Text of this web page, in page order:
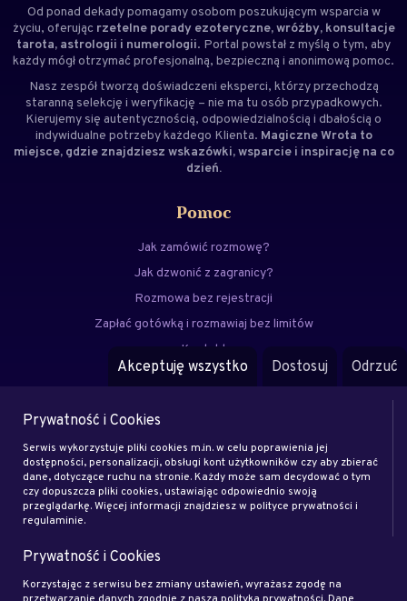
Od ponad dekady pomagamy osobom poszukującym wsparcia w
życiu, oferując rzetelne porady ezoteryczne, wróżby, konsultacje
tarota, astrologii i numerologii. Portal powstał z myślą o tym, aby
każdy mógł otrzymać profesjonalną, bezpieczną i anonimową pomoc.
Nasz zespół tworzą doświadczeni eksperci, którzy przechodzą
staranną selekcję i weryfikację – nie ma tu osób przypadkowych.
Kierujemy się autentycznością, odpowiedzialnością i dbałością o
indywidualne potrzeby każdego Klienta. Magiczne Wrota to
miejsce, gdzie znajdziesz wskazówki, wsparcie i inspirację na co
dzień.
Pomoc
Jak zamówić rozmowę?
Jak dzwonić z zagranicy?
Rozmowa bez rejestracji
Zapłać gotówką i rozmawiaj bez limitów
Kontakt
FAQ
Eksperci
Zostań klientem
Zostań ekspertem
Regulamin
Akceptuję wszystko Dostosuj Odrzuć
Prywatność i Cookies
Serwis wykorzystuje pliki cookies m.in. w celu poprawienia jej
dostępności, personalizacji, obsługi kont użytkowników czy aby zbierać
dane, dotyczące ruchu na stronie. Każdy może sam decydować o tym
czy dopuszcza pliki cookies, ustawiając odpowiednio swoją
przeglądarkę. Więcej informacji znajdziesz w polityce prywatności i
regulaminie.
Prywatność i Cookies
Korzystając z serwisu bez zmiany ustawień, wyrażasz zgodę na
przetwarzanie danych zgodnie z naszą polityką prywatności. Dane